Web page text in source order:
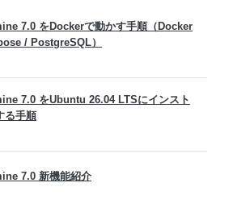
7.0 をDockerで動かす手順（Docker
/ PostgreSQL）
7.0 をUbuntu 26.04 LTSにインスト
る手順
7.0 新機能紹介